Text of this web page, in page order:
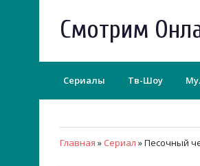
Смотрим
Сериалы Тв-Шоу
Главная » Сериал » Песочный